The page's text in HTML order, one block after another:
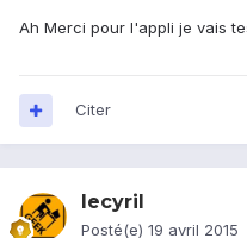
Ah Merci pour l'appli je vais
Citer
lecyril
Posté(e) 19 avril 2015